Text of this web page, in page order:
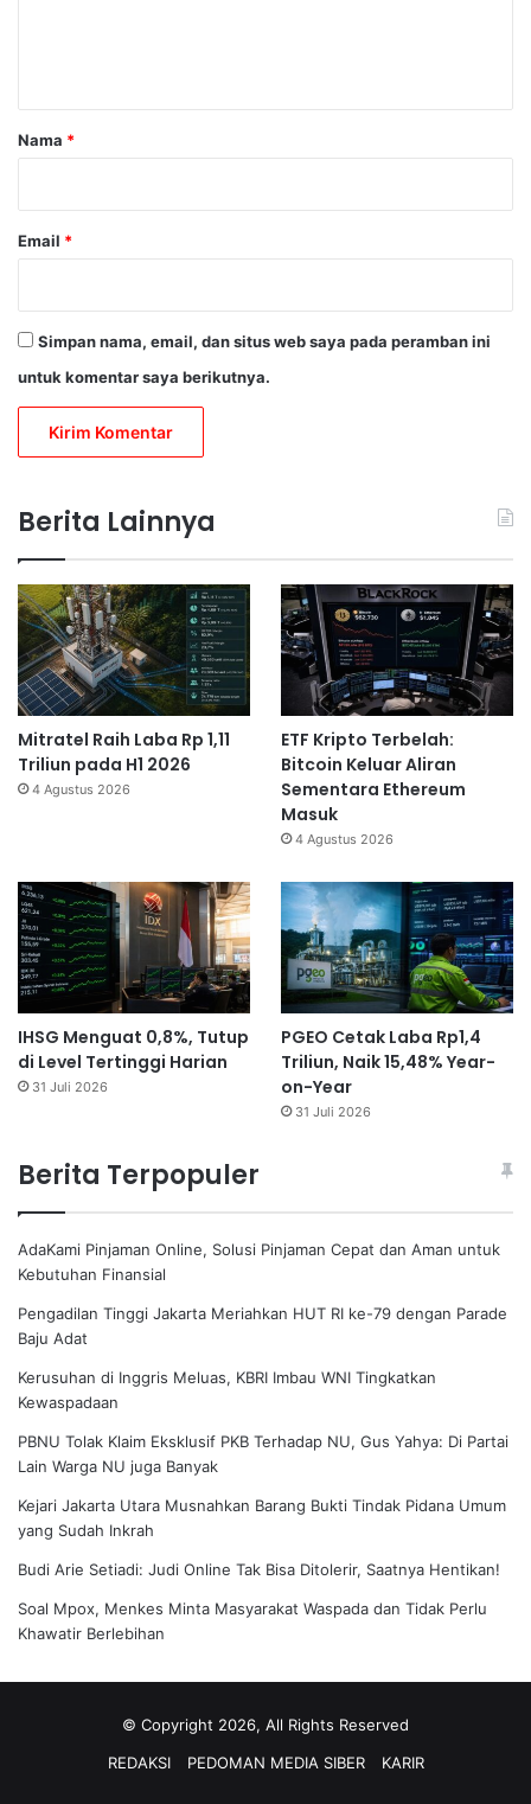
rNama *
Email *
Simpan nama, email, dan situs web saya pada peramban ini
untuk komentar saya berikutnya.
Berita Lainnya
Mitratel Raih Laba Rp 1,11
Triliun pada H1 2026
4 Agustus 2026
ETF Kripto Terbelah:
Bitcoin Keluar Aliran
Sementara Ethereum
Masuk
4 Agustus 2026
IHSG Menguat 0,8%, Tutup
di Level Tertinggi Harian
31 Juli 2026
PGEO Cetak Laba Rp1,4
Triliun, Naik 15,48% Year-
on-Year
31 Juli 2026
Berita Terpopuler
AdaKami Pinjaman Online, Solusi Pinjaman Cepat dan Aman untuk
Kebutuhan Finansial
Pengadilan Tinggi Jakarta Meriahkan HUT RI ke-79 dengan Parade
Baju Adat
Kerusuhan di Inggris Meluas, KBRI Imbau WNI Tingkatkan
Kewaspadaan
PBNU Tolak Klaim Eksklusif PKB Terhadap NU, Gus Yahya: Di Partai
Lain Warga NU juga Banyak
Kejari Jakarta Utara Musnahkan Barang Bukti Tindak Pidana Umum
yang Sudah Inkrah
Budi Arie Setiadi: Judi Online Tak Bisa Ditolerir, Saatnya Hentikan!
Soal Mpox, Menkes Minta Masyarakat Waspada dan Tidak Perlu
Khawatir Berlebihan
© Copyright 2026, All Rights Reserved
REDAKSI
PEDOMAN MEDIA SIBER KARIR